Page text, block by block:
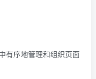
有序地管理和组织页面